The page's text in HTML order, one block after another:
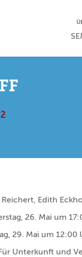
Edith
26. Mai um
29. Mai um 12:00
Unterkunft und